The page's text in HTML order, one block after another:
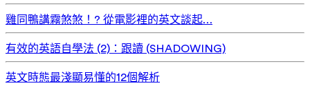
雞同鴨講霧煞煞！? 從電影裡的英文談起…
有效的英語自學法 (2)：跟讀 (SHADOWING)
英文時態最淺顯易懂的12個解析